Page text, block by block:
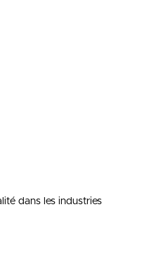
dans les industries